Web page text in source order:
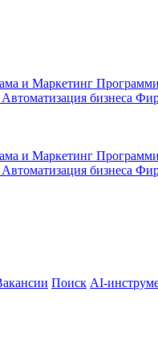
и Маркетинг
Автоматизация бизнеса
и Маркетинг
Автоматизация бизнеса
Поиск AI-